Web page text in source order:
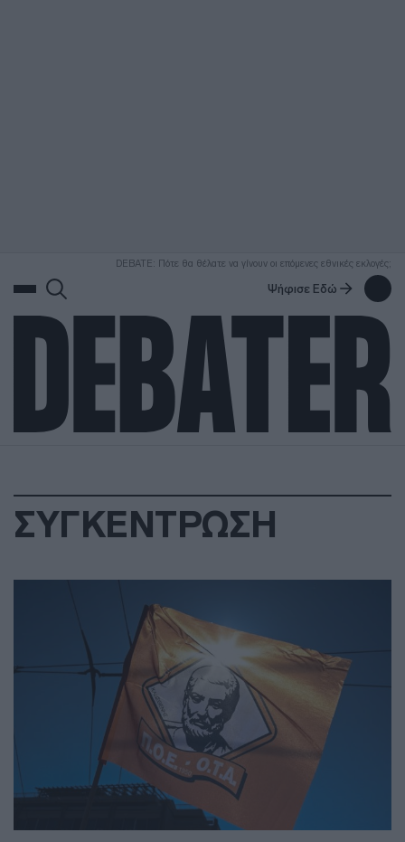
DEBATE: Πότε θα θέλατε να γίνουν οι επόμενες εθνικές εκλογές;
Ψήφισε Εδώ
ΣΥΓΚΕΝΤΡΩΣΗ